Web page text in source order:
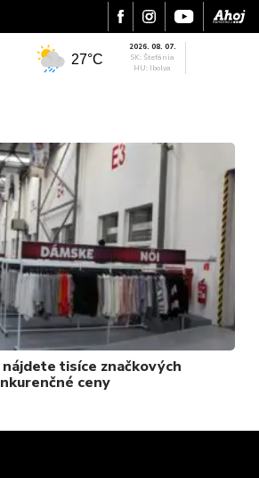
ŠPORT
KULTÚRA
FOTKY
VIDEO
MIX
27°C
2026. 08. 07.
SK: Štefánia
HU: Ibolya
tisíce značkových
ceny